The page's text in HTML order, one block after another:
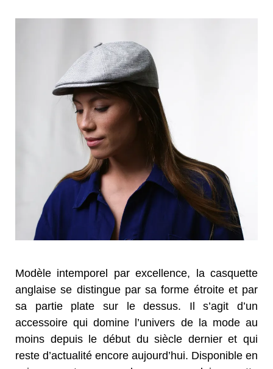
Modèle intemporel par excellence, la casquette
anglaise se distingue par sa forme étroite et par
sa partie plate sur le dessus. Il s’agit d’un
accessoire qui domine l’univers de la mode au
moins depuis le début du siècle dernier et qui
reste d’actualité encore aujourd’hui. Disponible en